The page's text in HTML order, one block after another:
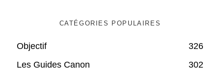
CATÉGORIES POPULAIRES
Objectif
326
Les Guides Canon
302